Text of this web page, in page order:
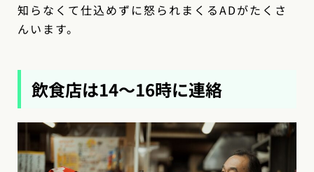
知らなくて仕込めずに怒られまくるADがたくさ
んいます。
飲食店は14〜16時に連絡